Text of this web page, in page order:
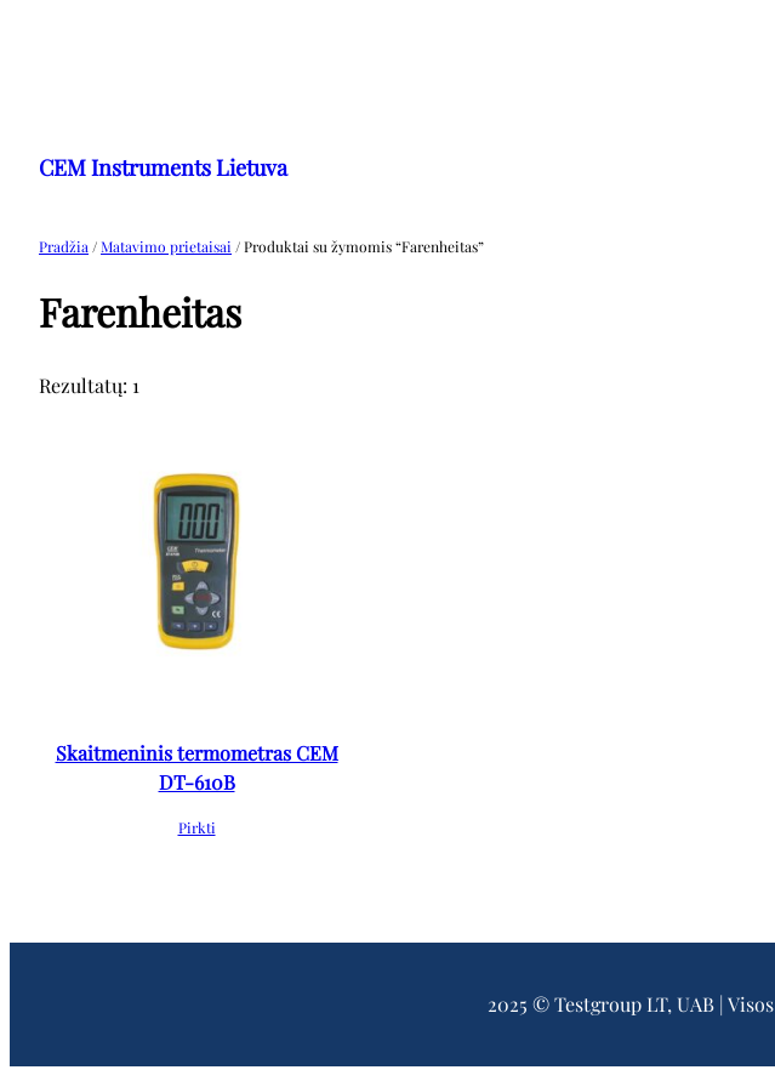
turinio
CEM Instruments Lietuva
Pradžia /Matavimo prietaisai / Produktai su žymomis “Farenheitas”
Farenheitas
Rezultatų: 1
Skaitmeninis termometras CEM
DT-610B
Pirkti
2025 © Testgroup LT, UAB |